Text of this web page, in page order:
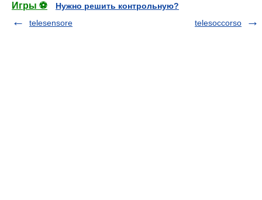
Игры ⚽
Нужно решить контрольную?
telesensore
telesoccorso